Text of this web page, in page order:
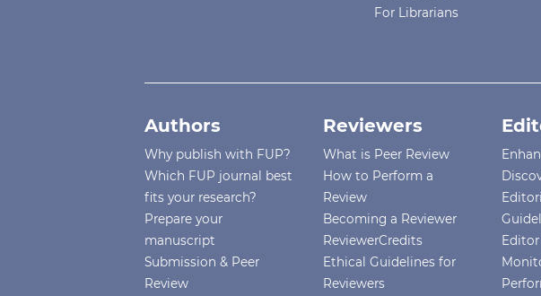
For Librarians
Authors
Why publish with FUP?
Which FUP journal best
fits your research?
Prepare your
manuscript
Submission & Peer
Review
Reviewers
What is Peer Review
How to Perform a
Review
Becoming a Reviewer
ReviewerCredits
Ethical Guidelines for
Reviewers
Editor